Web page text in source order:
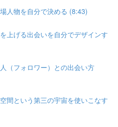
人物を自分で決める (8:43)
上げる出会いを自分でデザインす
（フォロワー）との出会い方
間という第三の宇宙を使いこなす